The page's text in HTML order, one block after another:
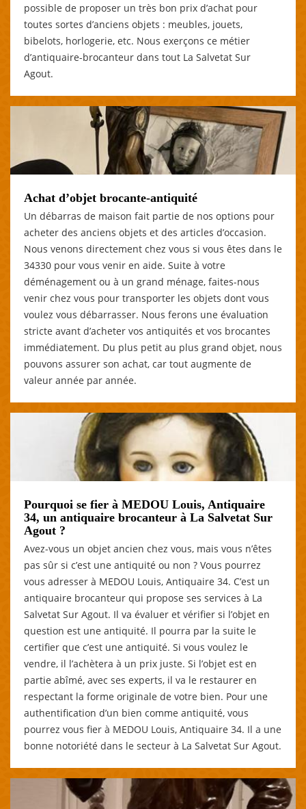
possible de proposer un très bon prix d’achat pour
toutes sortes d’anciens objets : meubles, jouets,
bibelots, horlogerie, etc. Nous exerçons ce métier
d’antiquaire-brocanteur dans tout La Salvetat Sur
Agout.
Achat d’objet brocante-antiquité
Un débarras de maison fait partie de nos options pour
acheter des anciens objets et des articles d’occasion.
Nous venons directement chez vous si vous êtes dans le
34330 pour vous venir en aide. Suite à votre
déménagement ou à un grand ménage, faites-nous
venir chez vous pour transporter les objets dont vous
voulez vous débarrasser. Nous ferons une évaluation
stricte avant d’acheter vos antiquités et vos brocantes
immédiatement. Du plus petit au plus grand objet, nous
pouvons assurer son achat, car tout augmente de
valeur année par année.
Pourquoi se fier à MEDOU Louis, Antiquaire
34, un antiquaire brocanteur à La Salvetat Sur
Agout ?
Avez-vous un objet ancien chez vous, mais vous n’êtes
pas sûr si c’est une antiquité ou non ? Vous pourrez
vous adresser à MEDOU Louis, Antiquaire 34. C’est un
antiquaire brocanteur qui propose ses services à La
Salvetat Sur Agout. Il va évaluer et vérifier si l’objet en
question est une antiquité. Il pourra par la suite le
certifier que c’est une antiquité. Si vous voulez le
vendre, il l’achètera à un prix juste. Si l’objet est en
partie abîmé, avec ses experts, il va le restaurer en
respectant la forme originale de votre bien. Pour une
authentification d’un bien comme antiquité, vous
pourrez vous fier à MEDOU Louis, Antiquaire 34. Il a une
bonne notoriété dans le secteur à La Salvetat Sur Agout.